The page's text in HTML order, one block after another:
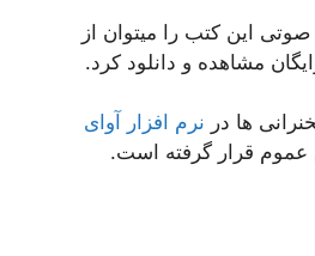
این کتب را میتوان از
مشاهده و دانلود کرد.
ها در نرم افزار آوای
قرار گرفته است.